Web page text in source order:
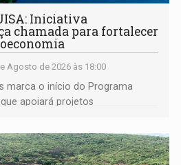
Iniciativa
chamada para fortalecer
Agosto de 2026 às 18:00
marca o início do Programa
apoiará projetos
poderá ser feita até 1º de